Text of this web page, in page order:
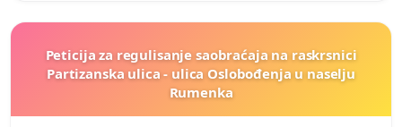
Peticija za regulisanje saobraćaja na raskrsnici
Partizanska ulica - ulica Oslobođenja u naselju
Rumenka